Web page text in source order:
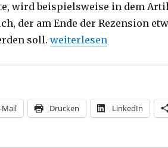
wird beispielsweise in dem
der am Ende der Rezension
soll. „Vom Sein zur
weiterlesen
Mail Drucken LinkedIn